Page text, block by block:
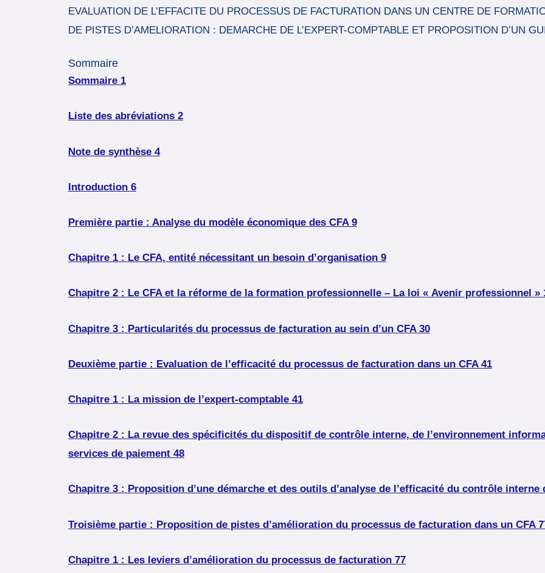
EVALUATION DE L’EFFACITE DU PROCESSUS DE FACTURATION DANS UN CENTRE DE
DE PISTES D’AMELIORATION : DEMARCHE DE L’EXPERT-COMPTABLE ET PROPOSITION D’UN
Sommaire
Sommaire 1
Liste des abréviations 2
Note de synthèse 4
Introduction 6
Première partie : Analyse du modèle économique des CFA 9
Chapitre 1 : Le CFA, entité nécessitant un besoin d’organisation 9
Chapitre 2 : Le CFA et la réforme de la formation professionnelle – La loi « Avenir professionnel »
Chapitre 3 : Particularités du processus de facturation au sein d’un CFA 30
Deuxième partie : Evaluation de l’efficacité du processus de facturation dans un CFA 41
Chapitre 1 : La mission de l’expert-comptable 41
Chapitre 2 : La revue des spécificités du dispositif de contrôle interne, de l’environnement
services de paiement 48
Chapitre 3 : Proposition d’une démarche et des outils d’analyse de l’efficacité du contrôle
Troisième partie : Proposition de pistes d’amélioration du processus de facturation dans un CFA
Chapitre 1 : Les leviers d’amélioration du processus de facturation 77